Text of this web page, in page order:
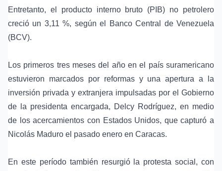
Entretanto, el producto interno bruto (PIB) no petrolero
creció un 3,11 %, según el Banco Central de Venezuela
(BCV).
Los primeros tres meses del año en el país suramericano
estuvieron marcados por reformas y una apertura a la
inversión privada y extranjera impulsadas por el Gobierno
de la presidenta encargada, Delcy Rodríguez, en medio
de los acercamientos con Estados Unidos, que capturó a
Nicolás Maduro el pasado enero en Caracas.
En este período también resurgió la protesta social , con